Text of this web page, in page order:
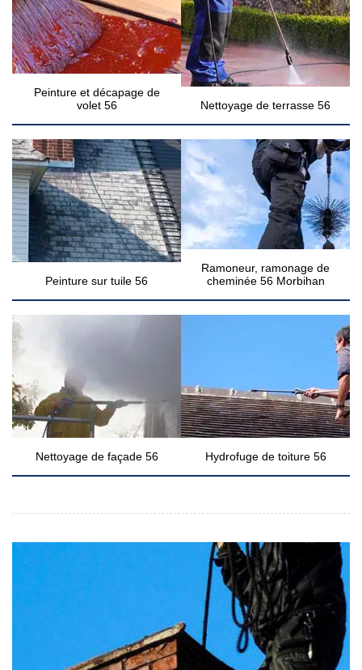
Peinture et décapage de
volet 56
Nettoyage de terrasse 56
Peinture sur tuile 56
Ramoneur, ramonage de
cheminée 56 Morbihan
Nettoyage de façade 56 Hydrofuge de toiture 56